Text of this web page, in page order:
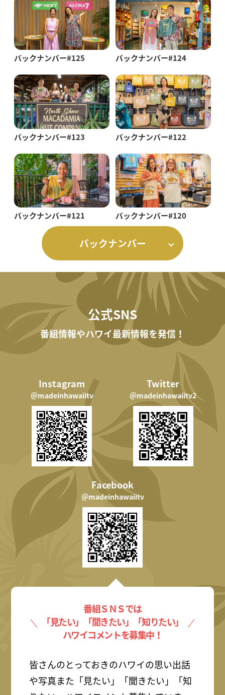
バックナンバー#125 バックナンバー#124
バックナンバー#123 バックナンバー#122
バックナンバー#121 バックナンバー#120
バックナンバー
公式SNS
番組情報やハワイ最新情報を発信！
Instagram
＠madeinhawaiitv
Twitter
＠madeinhawaiitv2
Facebook
＠madeinhawaiitv
番組ＳＮＳでは
「見たい」「聞きたい」「知りたい」
ハワイコメントを募集中！
皆さんのとっておきのハワイの思い出話
や写真また「見たい」「聞きたい」「知